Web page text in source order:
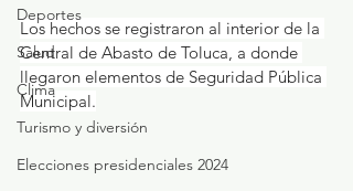
Deportes
Salud
Clima
Turismo y diversión
Elecciones presidenciales 2024
Los hechos se registraron al interior de la
Central de Abasto de Toluca, a donde
llegaron elementos de Seguridad Pública
Municipal.